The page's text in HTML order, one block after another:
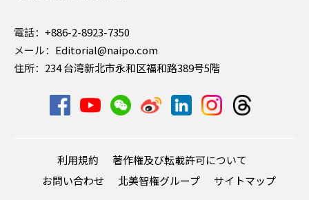
電話： +886-2-8923-7350
メール： Editorial@naipo.com
住所： 234 台湾新北市永和区福和路389号5階
利用規約
著作権及び転載許可について
お問い合わせ
北美智権グループ サイトマップ